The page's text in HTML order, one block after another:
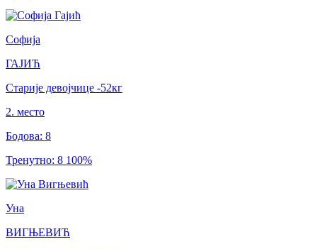
Софија
ГАЈИЋ
Старије девојчице -52кг
2. место
Бодова: 8
Тренутно: 8 100%
Уна
ВИГЊЕВИЋ